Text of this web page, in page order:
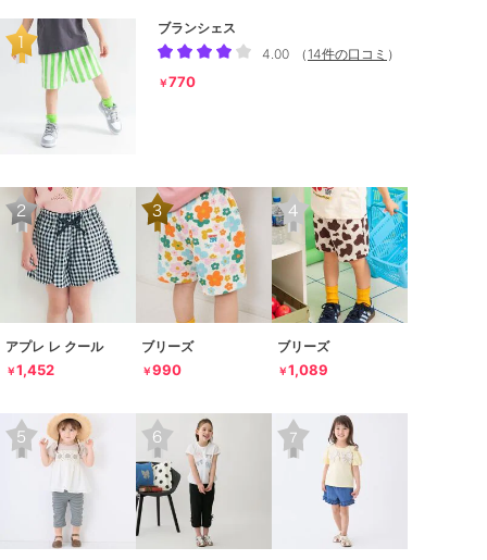
ブランシェス
4.00
（ 14件の口コミ ）
￥770
アプレ レ クール
￥1,452
ブリーズ
￥990
ブリーズ
￥1,089